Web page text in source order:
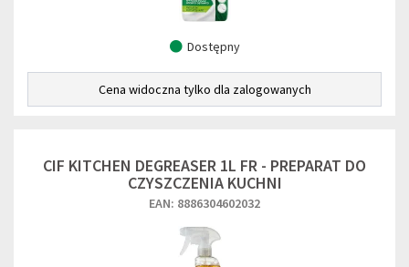
Dostępny
Cena widoczna tylko dla zalogowanych
CIF KITCHEN DEGREASER 1L FR - PREPARAT DO
CZYSZCZENIA KUCHNI
EAN: 8886304602032